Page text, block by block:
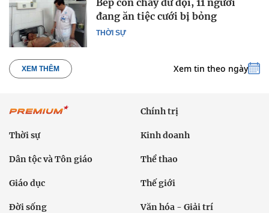
THỜI SỰ
đang ăn tiệc cưới bị bỏng
XEM THÊM Xem tin theo ngày
Chính trị
Thời sự Kinh doanh
Dân tộc và Tôn giáo Thể thao
Giáo dục Thế giới
Đời sống Văn hóa - Giải trí